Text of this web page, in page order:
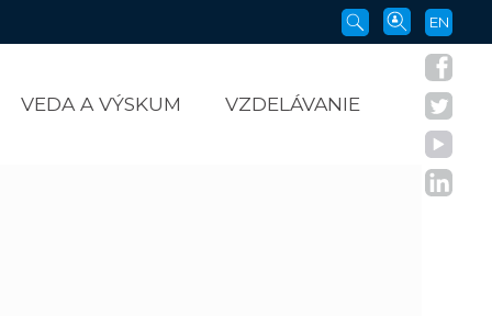
VEDA A VÝSKUM VZDELÁVANIE
EN